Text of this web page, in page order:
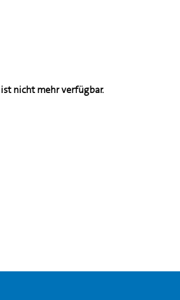
nicht mehr verfügbar.